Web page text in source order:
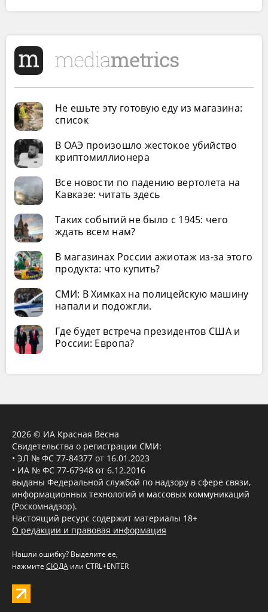
Не ешьте эту готовую еду из магазина:
список
В ОАЭ произошло жестокое убийство
криптомиллионера
Все новости по падению вертолета на
Кавказе: читать здесь
Таких событий не было с 1945: чего
ждать всем нам?
В магазинах России ажиотаж из-за этого
продукта: что купить?
СМИ: В Химках на полицейскую машину
напали и подожгли.
Где будет встреча президентов США и
России: Европа?
2026 © ИА Красная Весна
Свидетельства о регистрации СМИ:
• ЭЛ № ФС 77-84377 от 16.01.2023
• ИА № ФС 77-67948 от 6.12.2016
выданы Федеральной службой по надзору в сфере связи,
информационных технологий и массовых коммуникаций
(Роскомнадзор).
Настоящий ресурс содержит материалы 18+
О редакции и правовая информация
Нашли ошибку? Выделите ее,
нажмите СЮДА или CTRL+ENTER